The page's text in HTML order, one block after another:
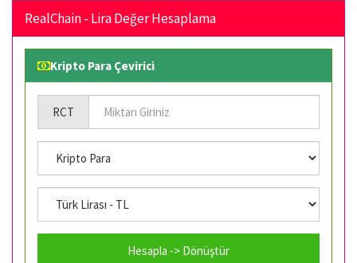
RealChain - Lira Değer Hesaplama
Kripto Para Çevirici
RCT
Hesapla -> Dönüştür